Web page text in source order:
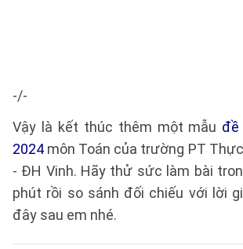
-/-
Vậy là kết thúc thêm một mẫu đề
2024 môn Toán của trường PT
- ĐH Vinh. Hãy thử sức làm bài
phút rồi so sánh đối chiếu với lời
đây sau em nhé.